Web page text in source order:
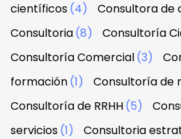
científicos(4) Consultora de
Consultoria(8) Consultoría
Consultoría Comercial(3)
formación(1) Consultoría de
Consultoría de RRHH(5)
servicios(1) Consultoria